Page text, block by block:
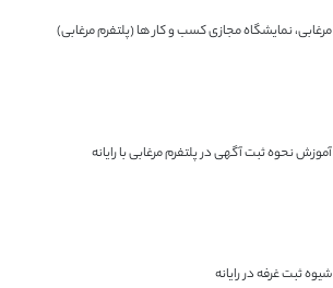
مرغابی، نمایشگاه مجازی کسب و کار ها (پلتفرم مرغابی)
آموزش نحوه ثبت آگهی در پلتفرم مرغابی با رایانه
شیوه ثبت غرفه در رایانه